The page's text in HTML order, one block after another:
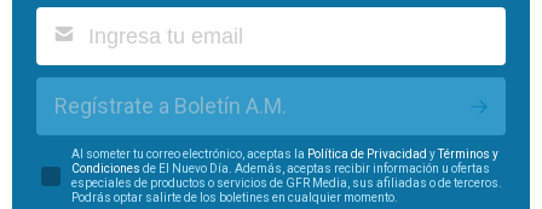
Regístrate a Boletín A.M.
Al someter tu correo electrónico, aceptas la Política de Privacidad yTérminos y
Condiciones de El Nuevo Día. Además, aceptas recibir información u ofertas
especiales de productos o servicios de GFR Media, sus afiliadas o de terceros.
Podrás optar salirte de los boletines en cualquier momento.